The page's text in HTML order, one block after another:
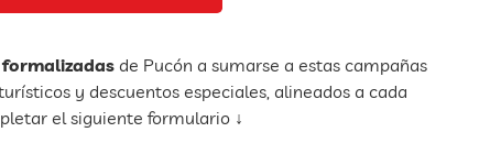
de Pucón a sumarse a estas campañas
y descuentos especiales, alineados a cada
el siguiente formulario ↓